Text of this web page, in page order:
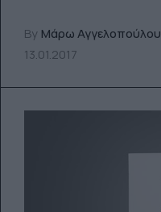
By Μάρω Αγγελοπούλου
13.01.2017